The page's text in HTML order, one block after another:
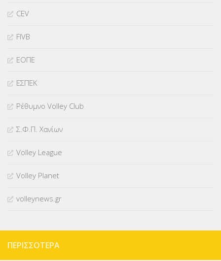
CEV
FIVB
ΕΟΠΕ
ΕΣΠΕΚ
Ρέθυμνο Volley Club
Σ.Φ.Π. Χανίων
Volley League
Volley Planet
volleynews.gr
ΠΕΡΙΣΣΌΤΕΡΑ